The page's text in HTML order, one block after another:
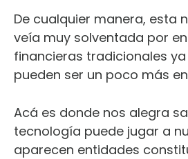
De cualquier manera, esta
veía muy solventada por
financieras tradicionales
pueden ser un poco más
Acá es donde nos alegra
tecnología puede jugar a
aparecen entidades